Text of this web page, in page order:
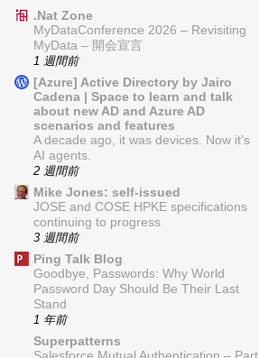
.Nat Zone
MyDataConference 2026 – Revisiting
MyData – 開会宣言
1 週間前
[Azure] Active Directory by Jairo
Cadena | Space to learn and talk
about new AD and Azure AD
scenarios and features
A decade ago, it was devices. Now it’s
AI agents.
2 週間前
Mike Jones: self-issued
JOSE and COSE HPKE specifications
continuing to progress
3 週間前
Ping Talk Blog
Goodbye, Passwords: Why World
Password Day Should Be Their Last
Stand
1 年前
Superpatterns